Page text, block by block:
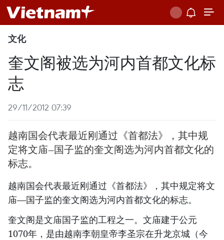
文化
奎文阁被选为河内首都文化标
志
29/11/2012 07:39
越南国会代表最近刚通过《首都法》，其中规
定将文庙—国子监的奎文阁选为河内首都文化的
标志。
越南国会代表最近刚通过《首都法》，其中规定将文
庙—国子监的奎文阁选为河内首都文化的标志。
奎文阁是文庙国子监的工程之一。文庙建于公元
1070年，是由越南李朝皇帝李圣宗在升龙京城（今